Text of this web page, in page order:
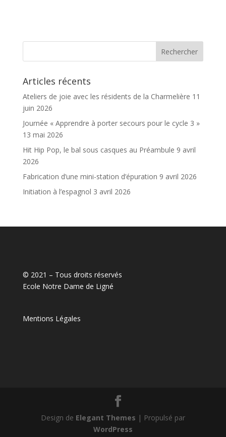
Articles récents
Ateliers de joie avec les résidents de la Charmelière 11
juin 2026
Journée « Apprendre à porter secours pour le cycle 3 »
13 mai 2026
Hit Hip Pop, le bal sous casques au Préambule 9 avril
2026
Fabrication d’une mini-station d’épuration 9 avril 2026
Initiation à l’espagnol 3 avril 2026
© 2021 – Tous droits réservés
Ecole Notre Dame de Ligné
Mentions Légales
Design de Elegant Themes | Propulsé par
WordPress